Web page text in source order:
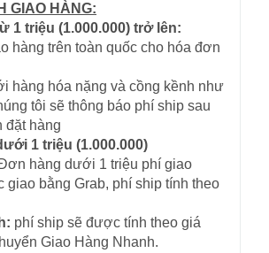
GIAO HÀNG:
1 triệu (1.000.000) trở lên:
hàng trên toàn quốc cho hóa đơn
hàng hóa nặng và cồng kềnh như
tôi sẽ thông báo phí ship sau
đặt hàng
1 triệu (1.000.000)
hàng dưới 1 triệu phí giao
giao bằng Grab, phí ship tính theo
phí ship sẽ được tính theo giá
Giao Hàng Nhanh.